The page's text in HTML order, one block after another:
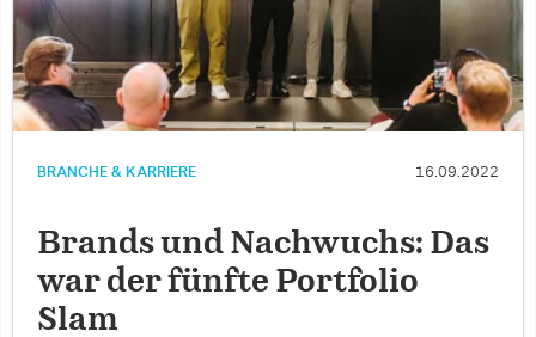
BRANCHE & KARRIERE 16.09.2022
Brands und Nachwuchs: Das
war der fünfte Portfolio
Slam